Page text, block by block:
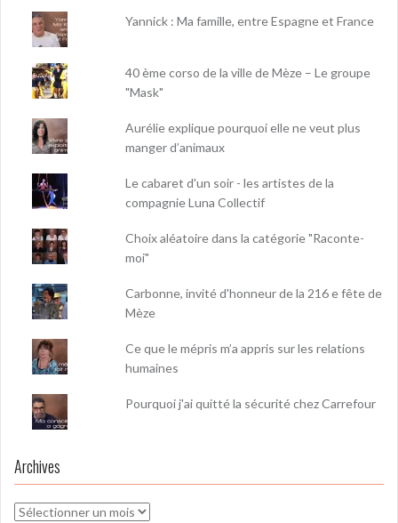
Yannick : Ma famille, entre Espagne et France
40 ème corso de la ville de Mèze – Le groupe
"Mask"
Aurélie explique pourquoi elle ne veut plus
manger d’animaux
Le cabaret d'un soir - les artistes de la
compagnie Luna Collectif
Choix aléatoire dans la catégorie "Raconte-
moi"
Carbonne, invité d'honneur de la 216 e fête de
Mèze
Ce que le mépris m’a appris sur les relations
humaines
Pourquoi j'ai quitté la sécurité chez Carrefour
Archives
Archives